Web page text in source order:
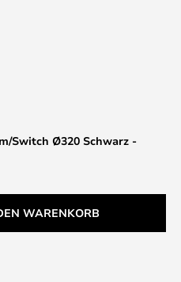
Switch Ø320 Schwarz -
WARENKORB